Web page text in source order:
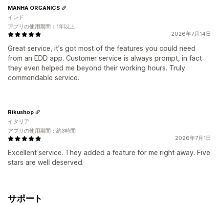
2026年7月14日
Great service, it's got most of the features you could need
from an EDD app. Customer service is always prompt, in fact
they even helped me beyond their working hours. Truly
commendable service.
MANHA ORGANICS
インド
アプリの使用期間：1年以上
2026年7月1日
Excellent service. They added a feature for me right away. Five
stars are well deserved.
Rikushop
イタリア
アプリの使用期間：約3時間
サポート